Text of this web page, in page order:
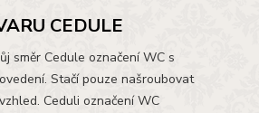
CEDULE
směr Cedule označení WC s
Stačí pouze našroubovat
Ceduli označení WC